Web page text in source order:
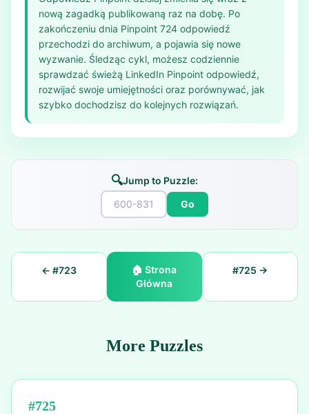
nową zagadką publikowaną raz na dobę. Po
zakończeniu dnia Pinpoint 724 odpowiedź
przechodzi do archiwum, a pojawia się nowe
wyzwanie. Śledząc cykl, możesz codziennie
sprawdzać świeżą LinkedIn Pinpoint odpowiedź,
rozwijać swoje umiejętności oraz porównywać, jak
szybko dochodzisz do kolejnych rozwiązań.
🔍Jump to Puzzle:
Go
← #723 🏠Strona
Główna
#725 →
More Puzzles
#725